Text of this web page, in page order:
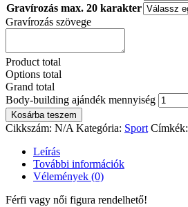
Gravírozás max. 20 karakter
Gravírozás szövege
Product total
Options total
Grand total
Body-building ajándék mennyiség
Kosárba teszem
Cikkszám: N/A Kategória: Sport Címkék:
Leírás
További információk
Vélemények (0)
Férfi vagy női figura rendelhető!